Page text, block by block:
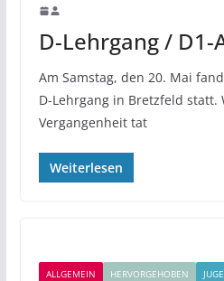
D-Lehrgang / D1-
Am Samstag, den 20. Mai
D-Lehrgang in Bretzfeld statt.
Vergangenheit tat
Weiterlesen
ALLGEMEIN HERVORGEHOBEN